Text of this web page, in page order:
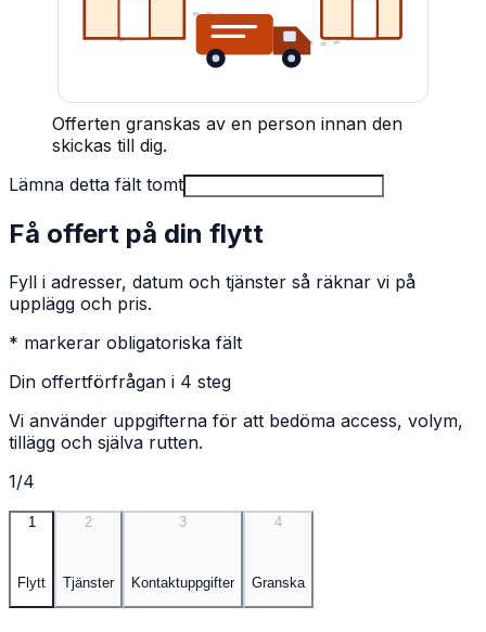
Offerten granskas av en person innan den
skickas till dig.
Lämna detta fält tomt
Få offert på din flytt
Fyll i adresser, datum och tjänster så räknar vi på
upplägg och pris.
* markerar obligatoriska fält
Din offertförfrågan i 4 steg
Vi använder uppgifterna för att bedöma access, volym,
tillägg och själva rutten.
1/4
1
Flytt
2
Tjänster
3
Kontaktuppgifter
4
Granska